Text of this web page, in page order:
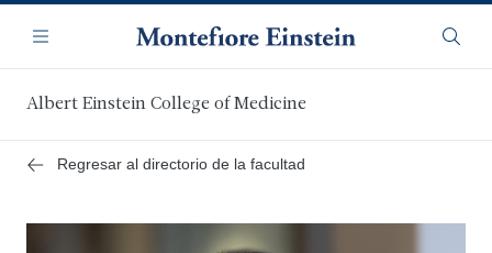
contenido
principal
Navegación
Menú
Albert Einstein College of Medicine
Regresar al directorio de la facultad